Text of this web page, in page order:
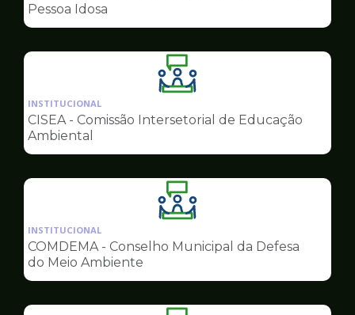
Conselhos
Pessoa Idosa
Ilustração
da
pagina
Conselhos
INSTITUCIONAL
CISEA - Comissão Intersetorial de Educação
Ambiental
Ilustração
da
pagina
Conselhos
INSTITUCIONAL
COMDEMA - Conselho Municipal da Defesa
do Meio Ambiente